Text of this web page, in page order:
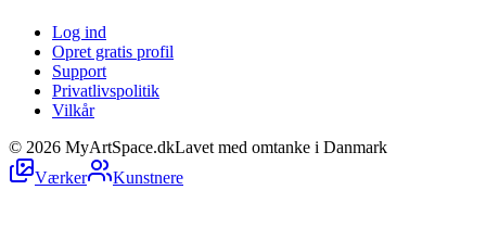
Log ind
Opret gratis profil
Support
Privatlivspolitik
Vilkår
© 2026 MyArtSpace.dkLavet med omtanke i Danmark
Værker
Kunstnere